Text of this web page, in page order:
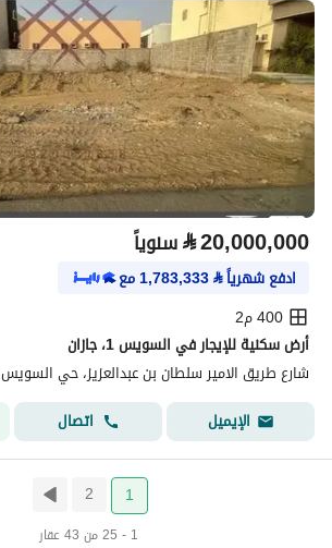
⃁20,000,000 سنوياً
ادفع شهرياً⃁
1,783,333مع
400 م2
أرض سكنية للإيجار في السويس 1، جازان
شارع طريق الامير سلطان بن عبدالعزيز، حي السويس 1، جازان
الإيميل
اتصال
1
2
1 - 25 من 43 عقار